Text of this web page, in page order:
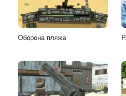
Оборона пляжа